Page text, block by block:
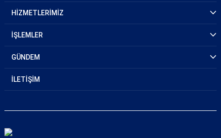
HİZMETLERİMİZ
İŞLEMLER
GÜNDEM
İLETİŞİM